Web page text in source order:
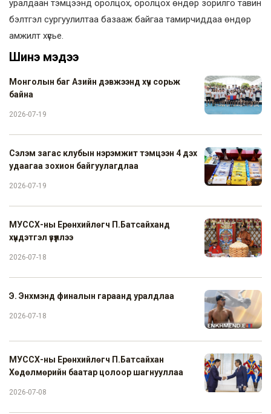
уралдаан тэмцээнд оролцох, оролцох өндөр зорилго тавин
бэлтгэл сургуулилтаа базааж байгаа тамирчиддаа өндөр
амжилт хүсье.
Шинэ мэдээ
Монголын баг Азийн дэвжээнд хүч сорьж
байна
2026-07-19
Сэлэм загас клубын нэрэмжит тэмцээн 4 дэх
удаагаа зохион байгуулагдлаа
2026-07-19
МУССХ-ны Ерөнхийлөгч П.Батсайханд
хүндэтгэл үзүүллээ
2026-07-18
Э. Энхмэнд финалын гараанд уралдлаа
2026-07-18
МУССХ-ны Ерөнхийлөгч П.Батсайхан
Хөдөлмөрийн баатар цолоор шагнууллаа
2026-07-08